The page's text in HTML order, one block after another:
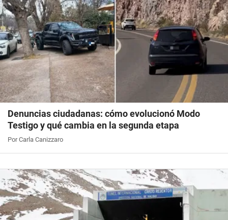
Denuncias ciudadanas: cómo evolucionó Modo
Testigo y qué cambia en la segunda etapa
Por Carla Canizzaro